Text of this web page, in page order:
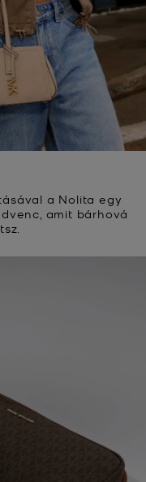
a Nolita egy
amit bárhová